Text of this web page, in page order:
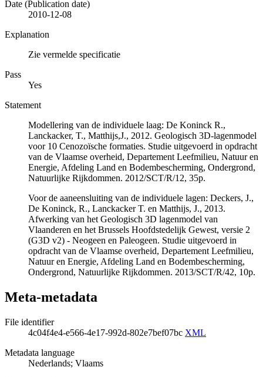
Date (Publication date)
2010-12-08
Explanation
Zie vermelde specificatie
Pass
Yes
Statement
Modellering van de individuele laag: De Koninck R.,
Lanckacker, T., Matthijs,J., 2012. Geologisch 3D‐lagenmodel
voor 10 Cenozoïsche formaties. Studie uitgevoerd in opdracht
van de Vlaamse overheid, Departement Leefmilieu, Natuur en
Energie, Afdeling Land en Bodembescherming, Ondergrond,
Natuurlijke Rijkdommen. 2012/SCT/R/12, 35p.
Voor de aaneensluiting van de individuele lagen: Deckers, J.,
De Koninck, R., Lanckacker T. en Matthijs, J., 2013.
Afwerking van het Geologisch 3D lagenmodel van
Vlaanderen en het Brussels Hoofdstedelijk Gewest, versie 2
(G3D v2) - Neogeen en Paleogeen. Studie uitgevoerd in
opdracht van de Vlaamse overheid, Departement Leefmilieu,
Natuur en Energie, Afdeling Land en Bodembescherming,
Ondergrond, Natuurlijke Rijkdommen. 2013/SCT/R/42, 10p.
Meta-metadata
File identifier
4c04f4e4-e566-4e17-992d-802e7bef07bc XML
Metadata language
Nederlands; Vlaams